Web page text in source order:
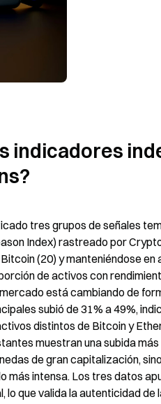
indicadores
tres grupos de señales
Index) rastreado por
(20) y manteniéndose
de activos con
está cambiando de
subió de 31% a 49%,
distintos de Bitcoin y
muestran una subida más
de gran capitalización,
más intensa. Los tres datos
lo que valida la autenticidad de